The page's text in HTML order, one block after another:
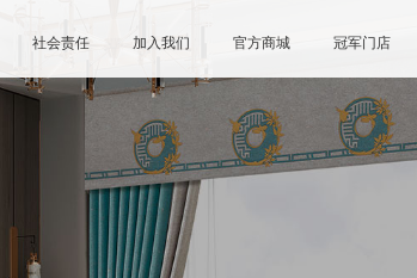
社会责任 加入我们 官方商城 冠军门店